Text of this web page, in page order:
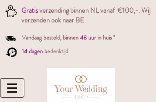
Gratisverzending binnen NL vanaf €100,-. Wij
verzenden ook naar BE
Vandaag besteld, binnen48 uur in huis *
14 dagen bedenktijd